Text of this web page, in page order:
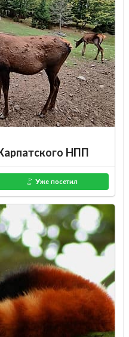
НПП
Уже посетил